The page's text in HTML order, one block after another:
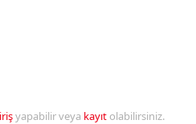
yapabilir veya kayıt olabilirsiniz.